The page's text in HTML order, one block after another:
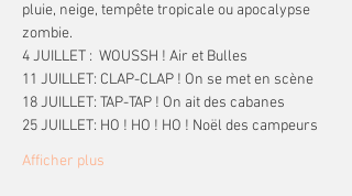
pluie, neige, tempête tropicale ou apocalypse
zombie.
4 JUILLET :  WOUSSH ! Air et Bulles
11 JUILLET: CLAP-CLAP ! On se met en scène
18 JUILLET: TAP-TAP ! On ait des cabanes
25 JUILLET: HO ! HO ! HO ! Noël des campeurs
Afficher plus